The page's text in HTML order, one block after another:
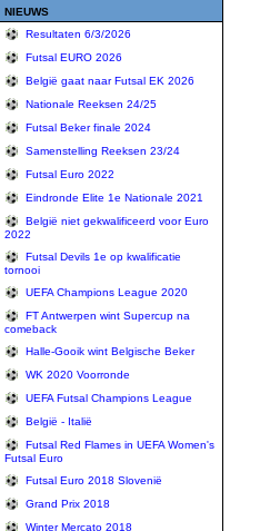
NIEUWS
Resultaten 6/3/2026
Futsal EURO 2026
België gaat naar Futsal EK 2026
Nationale Reeksen 24/25
Futsal Beker finale 2024
Samenstelling Reeksen 23/24
Futsal Euro 2022
Eindronde Elite 1e Nationale 2021
België niet gekwalificeerd voor Euro
2022
Futsal Devils 1e op kwalificatie
tornooi
UEFA Champions League 2020
FT Antwerpen wint Supercup na
comeback
Halle-Gooik wint Belgische Beker
WK 2020 Voorronde
UEFA Futsal Champions League
België - Italië
Futsal Red Flames in UEFA Women's
Futsal Euro
Futsal Euro 2018 Slovenië
Grand Prix 2018
Winter Mercato 2018